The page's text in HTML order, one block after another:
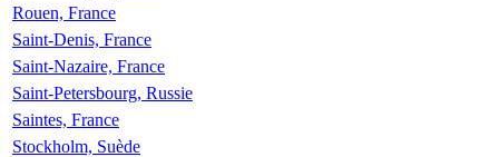
Rouen, France
Saint-Denis, France
Saint-Nazaire, France
Saint-Petersbourg, Russie
Saintes, France
Stockholm, Suède